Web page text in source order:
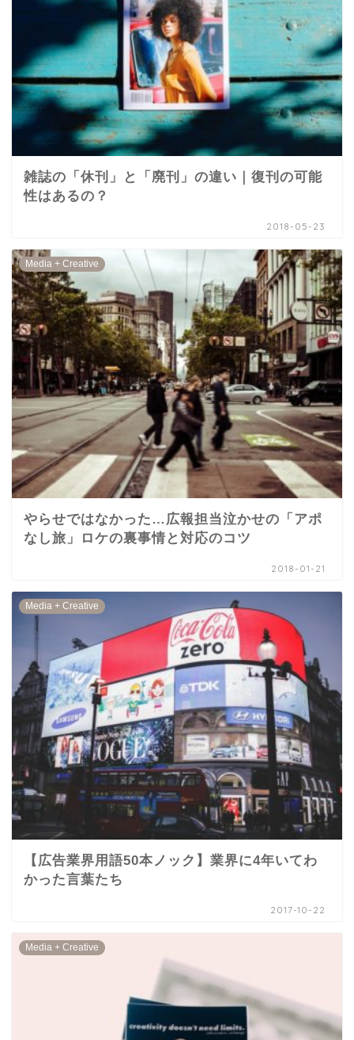
雑誌の「休刊」と「廃刊」の違い｜復刊の可能
性はあるの？
2018-05-23
Media + Creative
やらせではなかった…広報担当泣かせの「アポ
なし旅」ロケの裏事情と対応のコツ
2018-01-21
Media + Creative
【広告業界用語50本ノック】業界に4年いてわ
かった言葉たち
2017-10-22
Media + Creative